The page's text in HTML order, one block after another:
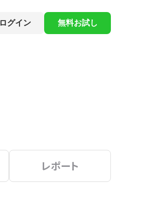
ログイン 無料お試し
レポート